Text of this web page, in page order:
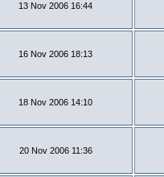
13 Nov 2006 16:44
16 Nov 2006 18:13
18 Nov 2006 14:10
20 Nov 2006 11:36